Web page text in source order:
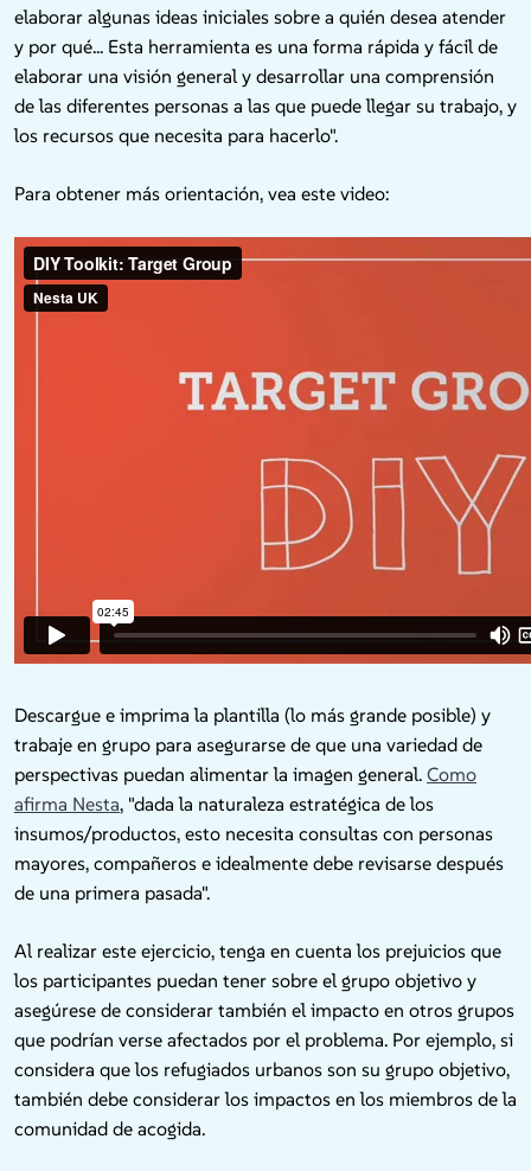
elaborar algunas ideas iniciales sobre a quién desea atender
y por qué... Esta herramienta es una forma rápida y fácil de
elaborar una visión general y desarrollar una comprensión
de las diferentes personas a las que puede llegar su trabajo, y
los recursos que necesita para hacerlo".
Para obtener más orientación, vea este video:
Descargue e imprima la plantilla (lo más grande posible) y
trabaje en grupo para asegurarse de que una variedad de
perspectivas puedan alimentar la imagen general. Como
afirma Nesta, "dada la naturaleza estratégica de los
insumos/productos, esto necesita consultas con personas
mayores, compañeros e idealmente debe revisarse después
de una primera pasada".
Al realizar este ejercicio, tenga en cuenta los prejuicios que
los participantes puedan tener sobre el grupo objetivo y
asegúrese de considerar también el impacto en otros grupos
que podrían verse afectados por el problema. Por ejemplo, si
considera que los refugiados urbanos son su grupo objetivo,
también debe considerar los impactos en los miembros de la
comunidad de acogida.